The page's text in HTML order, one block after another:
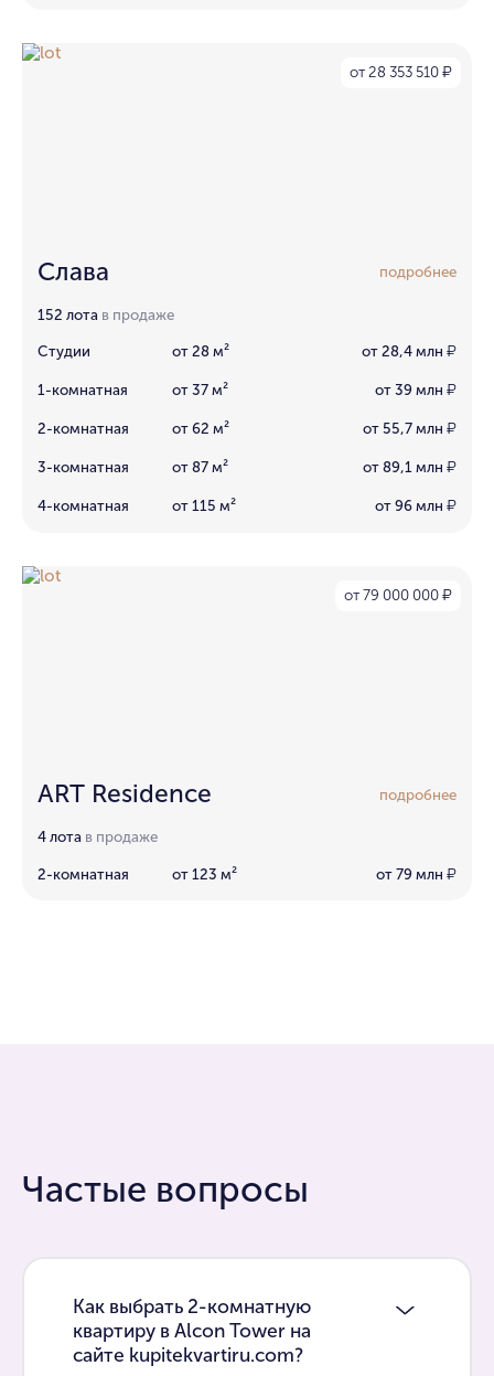
от 28 353 510 ₽
Cлава подробнее
152 лота в продаже
Студии от 28 м² от 28,4 млн ₽
1-комнатная от 37 м² от 39 млн ₽
2-комнатная от 62 м² от 55,7 млн ₽
3-комнатная от 87 м² от 89,1 млн ₽
4-комнатная от 115 м² от 96 млн ₽
от 79 000 000 ₽
ART Residence подробнее
4 лота в продаже
2-комнатная от 123 м² от 79 млн ₽
Частые вопросы
Как выбрать 2-комнатную
квартиру в Alcon Tower на
сайте kupitekvartiru.com?